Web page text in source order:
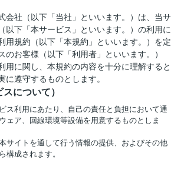
会社（以下「当社」といいます。）は、当サ
以下「本サービス」といいます。）の利用に
用規約（以下「本規約」といいます。）を定
のお客様（以下「利用者」といいます。）
用に関し、本規約の内容を十分に理解すると
に遵守するものとします。
について）
ス利用にあたり、自己の責任と負担において通
ェア、回線環境等設備を用意するものとしま
サイトを通して行う情報の提供、およびその他
構成されます。